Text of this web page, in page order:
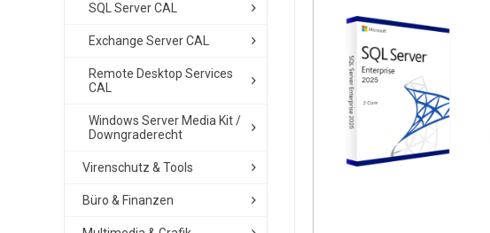
SQL Server CAL
Exchange Server CAL
Remote Desktop Services
CAL
Windows Server Media Kit /
Downgraderecht
Virenschutz & Tools
Büro & Finanzen